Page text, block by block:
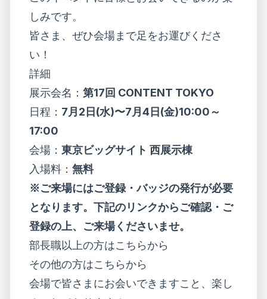
しみです。
皆さま、ぜひ会場まで足をお運びくださ
い！
詳細
展示会名： 第17回 CONTENT TOKYO
日程： 7月2日(水)〜7月4日(金)10:00～
17:00
会場： 東京ビッグサイト 西展示棟
入場料： 無料
※ご来場にはご登録・バッジの発行が必要
となります。下記のリンクからご確認・ご
登録の上、ご来場くださいませ。
部長職以上の方はこちらから
その他の方はこちらから
会場で皆さまにお会いできますこと、楽し